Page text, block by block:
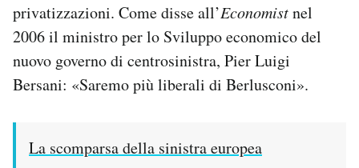
privatizzazioni. Come disse all’Economistnel
2006 il ministro per lo Sviluppo economico del
nuovo governo di centrosinistra, Pier Luigi
Bersani: «Saremo più liberali di Berlusconi».
La scomparsa della sinistra europea